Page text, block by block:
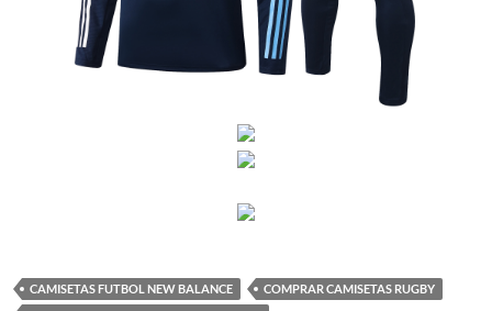
CAMISETAS FUTBOL NEW BALANCE
COMPRAR CAMISETAS RUGBY